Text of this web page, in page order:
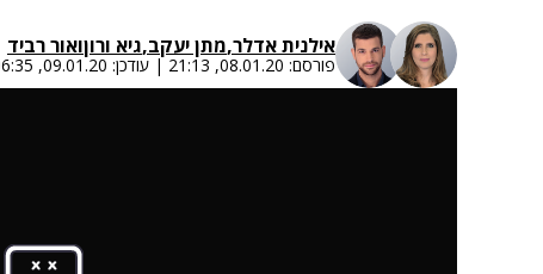
אילנית אדלר,מתן יעקב,גיא ורוןואור רביד
פורסם: 08.01.20, 21:13
| עודכן: 09.01.20, 06:35